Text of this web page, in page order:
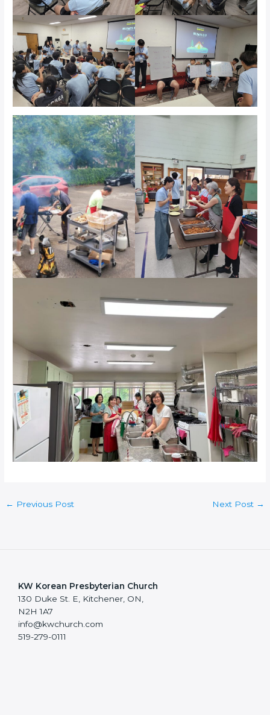
← Previous Post Next Post →
KW Korean Presbyterian Church
130 Duke St. E, Kitchener, ON,
N2H 1A7
info@kwchurch.com
519-279-0111